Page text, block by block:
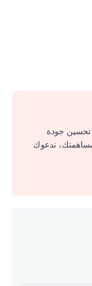
تحسين جودة
مساهمتك، ندعوك